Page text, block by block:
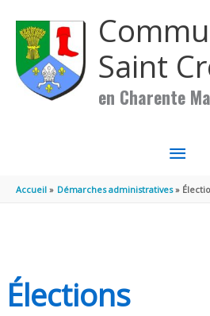
Saint
en Charente
MENU
Accueil Démarches administratives
Élections